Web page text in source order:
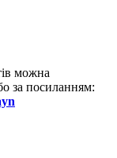
можна
за посиланням: